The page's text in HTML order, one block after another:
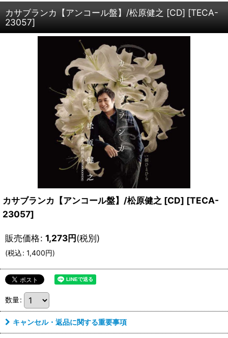
カサブランカ【アンコール盤】/松原健之 [CD] [TECA-
23057]
カサブランカ【アンコール盤】/松原健之 [CD] [TECA-
23057]
販売価格: 1,273円(税別)
(税込: 1,400円)
数量:
キャンセル・返品に関する重要事項